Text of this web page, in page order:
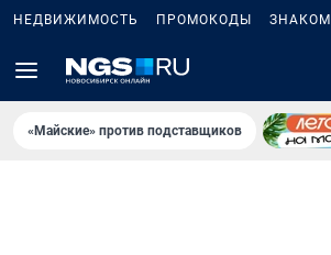
НЕДВИЖИМОСТЬ ПРОМОКОДЫ
«Майские» против подставщиков